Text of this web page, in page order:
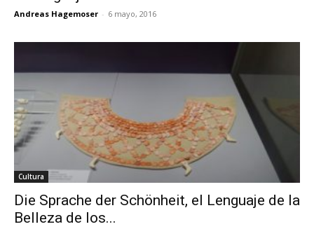
Andreas Hagemoser - 6 mayo, 2016
Cultura
Die Sprache der Schönheit, el Lenguaje de la
Belleza de los...